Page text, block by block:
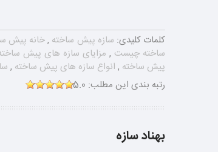
کلمات کلیدی: سازه پیش ساخته ,خانه پیش
ساخته چیست , مزایای سازه های پیش
پیش ساخته , انواع سازه های پیش ساخته ,
رتبه بندی این مطلب: 5.0
بهناد سازه